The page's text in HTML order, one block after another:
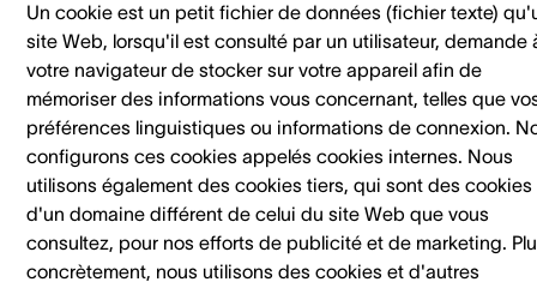
Un cookie est un petit fichier de données (fichier texte)
site Web, lorsqu'il est consulté par un utilisateur, demande
votre navigateur de stocker sur votre appareil afin de
mémoriser des informations vous concernant, telles que
préférences linguistiques ou informations de connexion.
configurons ces cookies appelés cookies internes. Nous
utilisons également des cookies tiers, qui sont des cookies
d'un domaine différent de celui du site Web que vous
consultez, pour nos efforts de publicité et de marketing.
concrètement, nous utilisons des cookies et d'autres